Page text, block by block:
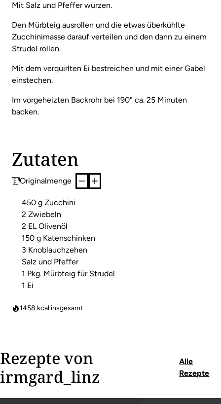
Mit Salz und Pfeffer würzen.
Den Mürbteig ausrollen und die etwas überkühlte
Zucchinimasse darauf verteilen und den dann zu einem
Strudel rollen.
Mit dem verquirlten Ei bestreichen und mit einer Gabel
einstechen.
Im vorgeheizten Backrohr bei 190° ca. 25 Minuten
backen.
Zutaten
Originalmenge
450 g Zucchini
2 Zwiebeln
2 EL Olivenöl
150 g Katenschinken
3 Knoblauchzehen
Salz und Pfeffer
1 Pkg. Mürbteig für Strudel
1 Ei
1458 kcal insgesamt
Rezepte von
irmgard_linz
Alle
Rezepte